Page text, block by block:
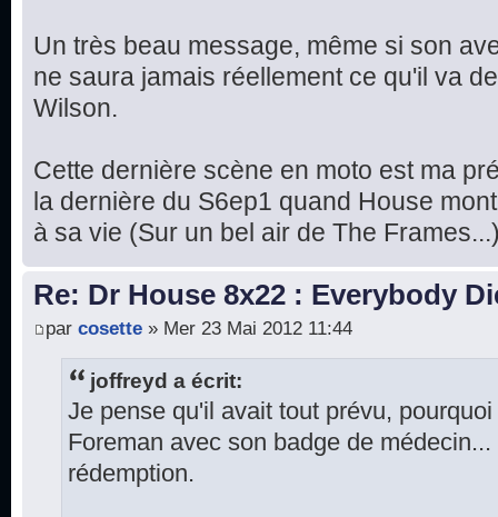
Un très beau message, même si son
ne saura jamais réellement ce qu'il va
Wilson.
Cette dernière scène en moto est ma
la dernière du S6ep1 quand House
à sa vie (Sur un bel air de The
Re: Dr House 8x22 : Everybody
par cosette » Mer 23 Mai 2012 11:44
joffreyd a écrit:
Je pense qu'il avait tout prévu,
Foreman avec son badge de
rédemption.